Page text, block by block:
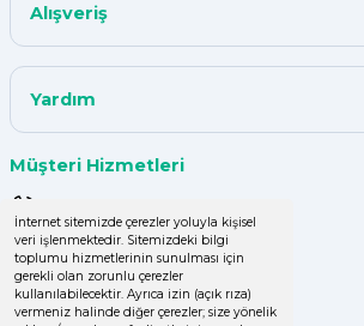
İnternet sitemizde çerezler yoluyla kişisel
veri işlenmektedir. Sitemizdeki bilgi
toplumu hizmetlerinin sunulması için
gerekli olan zorunlu çerezler
kullanılabilecektir. Ayrıca izin (açık rıza)
vermeniz halinde diğer çerezler; size yönelik
teşekkür ederim ürün istediğim
Uzun süredir alışveriş yapıyorum
herşey çok iyi kalite ve fiyatları
uygun .Ana son siparişimde ürün
eksik çıktı
Alışveriş
Yardım
Müşteri Hizmetleri
0 (536) 060 16 65
info@yakutsanambalaj.com.tr